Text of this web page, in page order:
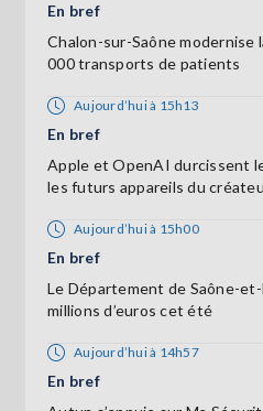
En bref
Chalon-sur-Saône modernise
000 transports de patients
Aujourd’hui à 15h13
En bref
Apple et OpenAI durcissent
les futurs appareils du
Aujourd’hui à 15h00
En bref
Le Département de Saône-
millions d’euros cet été
Aujourd’hui à 14h57
En bref